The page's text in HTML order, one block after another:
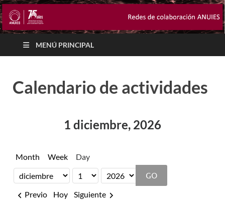
MENÚ PRINCIPAL
Calendario de actividades
1 diciembre, 2026
Month Week Day
Month
Day
Year
Previo
Hoy Siguiente